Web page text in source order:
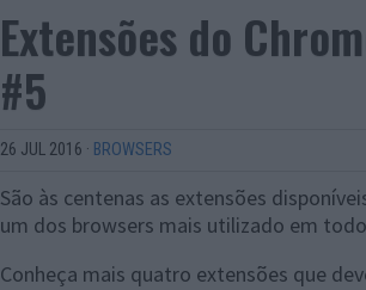
Extensões do
#5
26 JUL 2016 · BROWSERS
São às centenas as extensões
um dos browsers mais utilizado em
Conheça mais quatro extensões que